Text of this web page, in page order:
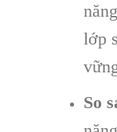
lớp
So